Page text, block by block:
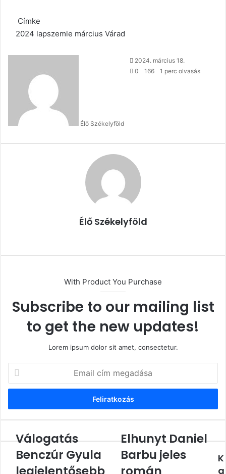
Címke
2024 lapszemle március Várad
Élő Székelyföld
Send
an
2024. március 18.
0
166 1 perc olvasás
Élő Székelyföld
With Product You Purchase
Subscribe to our mailing list
to get the new updates!
Lorem ipsum dolor sit amet, consectetur.
cím
megadása
Válogatás
Gyula
legjelentősebb
Válogatás
Benczúr Gyula
Elhunyt
Barbu
jeles
Elhunyt Daniel
Barbu jeles
K
a